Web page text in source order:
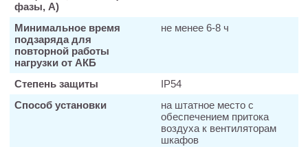
фазы, А)
Минимальное время
подзаряда для
повторной работы
нагрузки от АКБ
не менее 6-8 ч
Степень защиты
IP54
Способ установки
на штатное место с
обеспечением притока
воздуха к вентиляторам
шкафов